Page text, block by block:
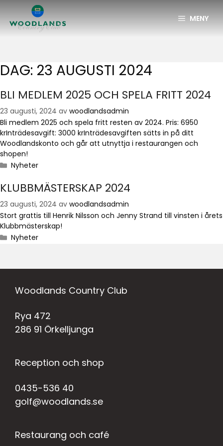
MENY
DAG: 23 AUGUSTI 2024
BLI MEDLEM 2025 OCH SPELA FRITT 2024
23 augusti, 2024 av woodlandsadmin
Bli medlem 2025 och spela fritt resten av 2024. Pris: 6950
krInträdesavgift: 3000 krInträdesavgiften sätts in på ditt
Woodlandskonto och går att utnyttja i restaurangen och
shopen!
Nyheter
KLUBBMÄSTERSKAP 2024
23 augusti, 2024 av woodlandsadmin
Stort grattis till Henrik Nilsson och Jenny Strand till vinsten i årets
Klubbmästerskap!
Nyheter
Woodlands Country Club
Rya 472
286 91 Örkelljunga
Reception och shop
0435-536 40
golf@woodlands.se
Restaurang och café